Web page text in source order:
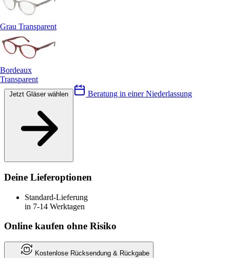
Grau Transparent
Bordeaux
Transparent
Beratung in einer Niederlassung
Deine Lieferoptionen
Standard-Lieferung
in 7-14 Werktagen
Online kaufen ohne Risiko
Kostenlose Rücksendung & Rückgabe